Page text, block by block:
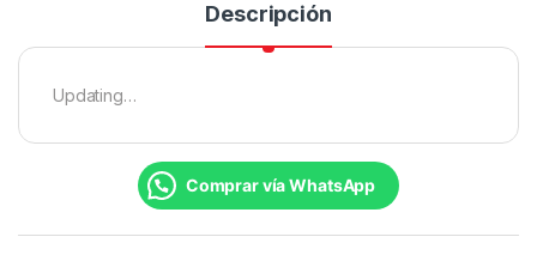
Descripción
Updating…
Comprar vía WhatsApp